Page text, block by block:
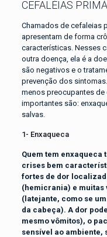
CEFALÉIAS
Chamados de cefaleias
apresentam de forma
características. Nesses
outra doença, ela é a
são negativos e o
prevenção dos
menos preocupantes de
importantes são:
salvas.
1- Enxaqueca
Quem tem enxaqueca
crises bem
fortes de dor
(hemicrania) e muitas
(latejante, como se
da cabeça). A dor
mesmo vômitos), o
sensível ao ambiente,